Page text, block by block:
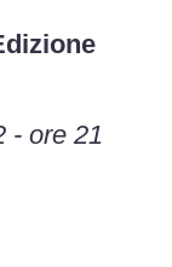
- ore 21